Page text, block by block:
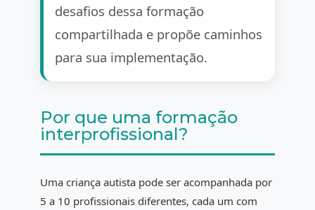
desafios dessa formação
compartilhada e propõe caminhos
para sua implementação.
Por que uma formação
interprofissional?
Uma criança autista pode ser acompanhada por
5 a 10 profissionais diferentes, cada um com